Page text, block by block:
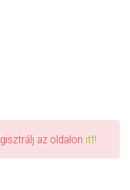
az oldalon itt!